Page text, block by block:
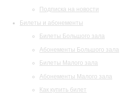
Подписка на новости
Билеты и абонементы
Билеты Большого зала
Абонементы Большого зала
Билеты Малого зала
Абонементы Малого зала
Как купить билет